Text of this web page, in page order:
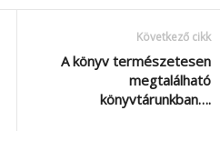
Következő cikk
A könyv természetesen
megtalálható
könyvtárunkban….